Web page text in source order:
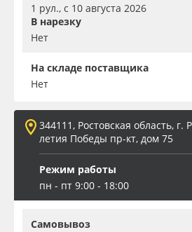
1 рул., с 10 августа 2026
В нарезку
Нет
На складе поставщика
Нет
344111, Ростовская область, г.
летия Победы пр-кт, дом 75
Режим работы
пн - пт 9:00 - 18:00
Самовывоз